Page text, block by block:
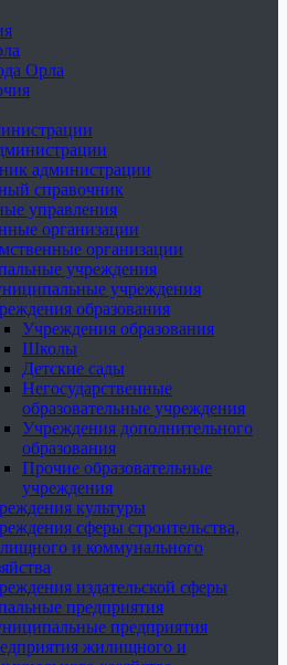
Орла
администрации
справочник
управления
организации
организации
учреждения
учреждения
образования
Учреждения образования
Школы
Детские сады
Негосударственные
образовательные учреждения
Учреждения дополнительного
образования
Прочие образовательные
учреждения
культуры
сферы строительства,
и коммунального
издательской сферы
предприятия
предприятия
жилищного и